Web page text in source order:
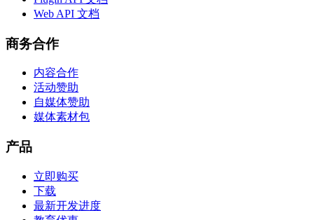
Web API 文档
商务合作
内容合作
活动赞助
自媒体赞助
媒体素材包
产品
立即购买
下载
最新开发进度